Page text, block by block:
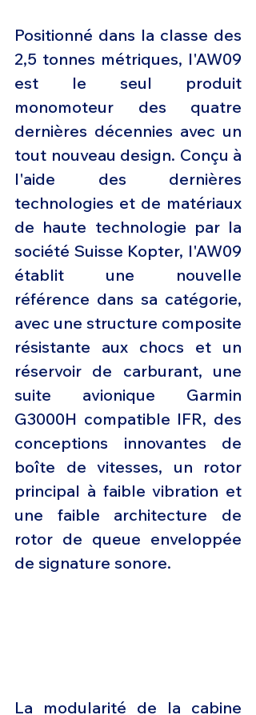
Positionné dans la classe des
2,5 tonnes métriques, l'AW09
est le seul produit
monomoteur des quatre
dernières décennies avec un
tout nouveau design. Conçu à
l'aide des dernières
technologies et de matériaux
de haute technologie par la
société Suisse Kopter, l'AW09
établit une nouvelle
référence dans sa catégorie,
avec une structure composite
résistante aux chocs et un
réservoir de carburant, une
suite avionique Garmin
G3000H compatible IFR, des
conceptions innovantes de
boîte de vitesses, un rotor
principal à faible vibration et
une faible architecture de
rotor de queue enveloppée
de signature sonore.
La modularité de la cabine